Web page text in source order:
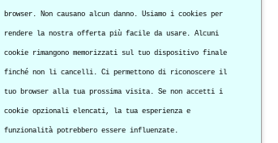
un'e-mail:
browser. Non causano alcun danno. Usiamo i cookies per
rendere la nostra offerta più facile da usare. Alcuni
cookie rimangono memorizzati sul tuo dispositivo finale
finché non li cancelli. Ci permettono di riconoscere il
tuo browser alla tua prossima visita. Se non accetti i
cookie opzionali elencati, la tua esperienza e
funzionalità potrebbero essere influenzate.